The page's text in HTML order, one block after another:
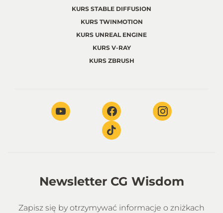
KURS STABLE DIFFUSION
KURS TWINMOTION
KURS UNREAL ENGINE
KURS V-RAY
KURS ZBRUSH
Newsletter CG Wisdom
Zapisz się by otrzymywać informacje o zniżkach